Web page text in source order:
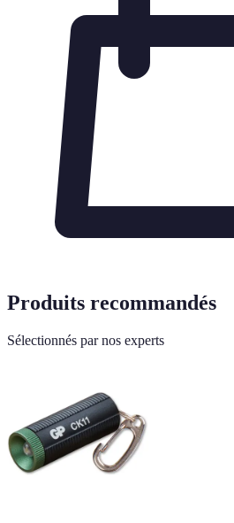
Produits recommandés
Sélectionnés par nos experts